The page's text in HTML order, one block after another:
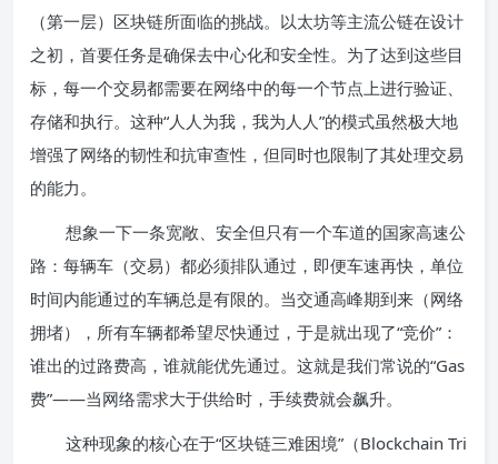
（第一层）区块链所面临的挑战。以太坊等主流公链在设计
之初，首要任务是确保去中心化和安全性。为了达到这些目
标，每一个交易都需要在网络中的每一个节点上进行验证、
存储和执行。这种“人人为我，我为人人”的模式虽然极大地
增强了网络的韧性和抗审查性，但同时也限制了其处理交易
的能力。
想象一下一条宽敞、安全但只有一个车道的国家高速公
路：每辆车（交易）都必须排队通过，即便车速再快，单位
时间内能通过的车辆总是有限的。当交通高峰期到来（网络
拥堵），所有车辆都希望尽快通过，于是就出现了“竞价”：
谁出的过路费高，谁就能优先通过。这就是我们常说的“Gas
费”——当网络需求大于供给时，手续费就会飙升。
这种现象的核心在于“区块链三难困境”（Blockchain Tri